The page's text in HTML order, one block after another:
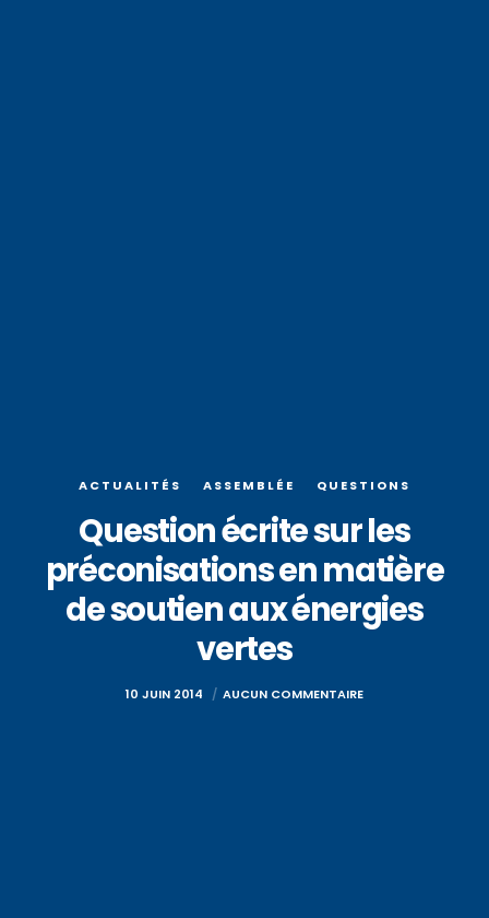
ACTUALITÉS ASSEMBLÉE QUESTIONS
Question écrite sur les
préconisations en matière
de soutien aux énergies
vertes
10 JUIN 2014 AUCUN COMMENTAIRE